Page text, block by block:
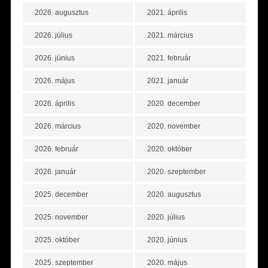
2026. augusztus
2026. július
2026. június
2026. május
2026. április
2026. március
2026. február
2026. január
2025. december
2025. november
2025. október
2025. szeptember
2021. április
2021. március
2021. február
2021. január
2020. december
2020. november
2020. október
2020. szeptember
2020. augusztus
2020. július
2020. június
2020. május